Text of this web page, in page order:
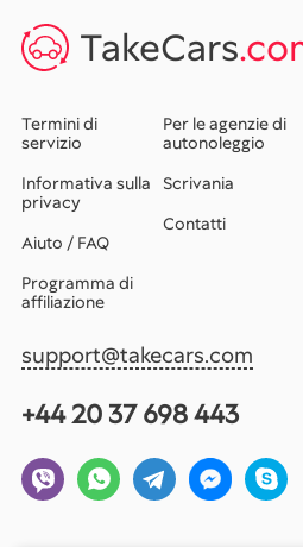
TakeCars
Termini di
servizio
Informativa sulla
privacy
Aiuto / FAQ
Programma di
affiliazione
Per le agenzie di
autonoleggio
Scrivania
Contatti
support@takecars.com
+44 20 37 698 443